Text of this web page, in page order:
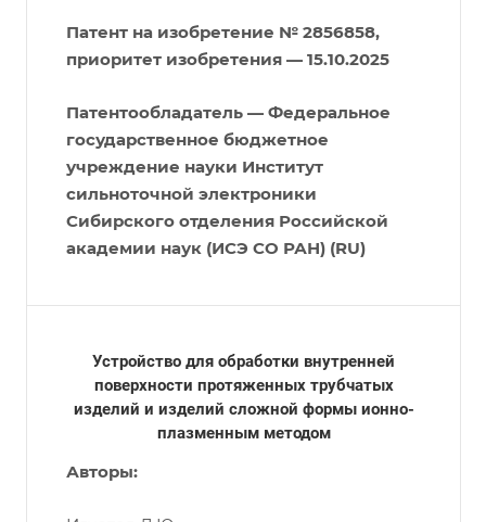
Патент на изобретение № 2856858,
приоритет изобретения — 15.10.2025
Патентообладатель — Федеральное
государственное бюджетное
учреждение науки Институт
сильноточной электроники
Сибирского отделения Российской
академии наук (ИСЭ СО РАН) (RU)
Устройство для обработки внутренней
поверхности протяженных трубчатых
изделий и изделий сложной формы ионно-
плазменным методом
Авторы: